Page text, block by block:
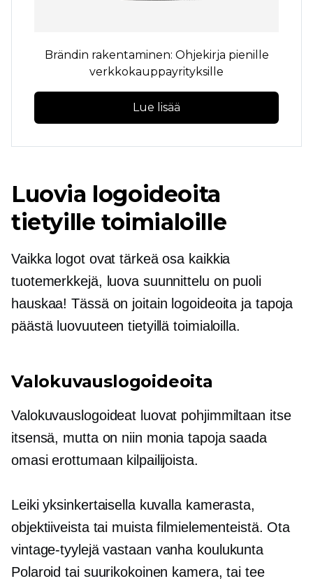
Brändin rakentaminen: Ohjekirja pienille
verkkokauppayrityksille
Lue lisää
Luovia logoideoita
tietyille toimialoille
Vaikka logot ovat tärkeä osa kaikkia
tuotemerkkejä, luova suunnittelu on puoli
hauskaa! Tässä on joitain logoideoita ja tapoja
päästä luovuuteen tietyillä toimialoilla.
Valokuvauslogoideoita
Valokuvauslogoideat luovat pohjimmiltaan itse
itsensä, mutta on niin monia tapoja saada
omasi erottumaan kilpailijoista.
Leiki yksinkertaisella kuvalla kamerasta,
objektiiveista tai muista filmielementeistä. Ota
vintage-tyylejä vastaan vanha koulukunta
Polaroid tai suurikokoinen kamera, tai tee